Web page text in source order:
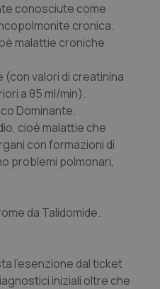
conosciute come
cronica.
malattie croniche
(con valori di creatinina
a 85 ml/min).
Dominante.
, cioè malattie che
con formazioni di
problemi polmonari,
da Talidomide.
l'esenzione dal ticket
iniziali oltre che